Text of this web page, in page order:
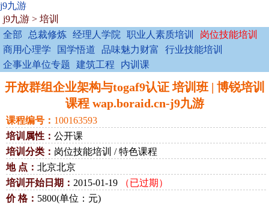
j9九游
j9九游 > 培训
全部
总裁修炼 经理人学院 职业人素质培训
岗位技能培训
商用心理学
国学悟道 品味魅力财富
行业技能培训
企事业单位专题
建筑工程 内训课
开放群组企业架构与togaf9认证 培训班 | 博锐培训
课程 wap.boraid.cn-j9九游
课程编号： 100163593
培训属性： 公开课
培训分类： 岗位技能培训 / 特色课程
地 点： 北京北京
培训开始日期： 2015-01-19
（已过期）
价 格： 5800(单位：元)